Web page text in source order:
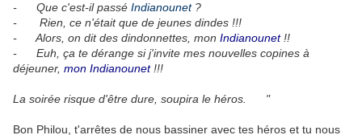
- Que c'est-il passé Indianounet?
- Rien, ce n'était que de jeunes dindes !!!
- Alors, on dit des dindonnettes, mon Indianounet!!
- Euh, ça te dérange si j'invite mes nouvelles copines à
déjeuner, mon Indianounet!!!
La soirée risque d'être dure, soupira le héros. "
Bon Philou, t'arrêtes de nous bassiner avec tes héros et tu nous